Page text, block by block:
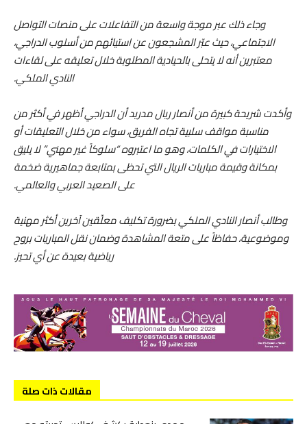
وجاء ذلك عبر موجة واسعة من التفاعلات على منصات التواصل
الاجتماعي، حيث عبّر المشجعون عن استيائهم من أسلوب الدراجي،
معتبرين أنه لا يتحلى بالحيادية المطلوبة خلال تعليقه على لقاءات
النادي الملكي.
وأكدت شريحة كبيرة من أنصار ريال مدريد أن الدراجي أظهر في أكثر من
مناسبة مواقف سلبية تجاه الفريق، سواء من خلال التعليقات أو
الاختيارات في الكلمات، وهو ما اعتبروه “سلوكاً غير مهني” لا يليق
بمكانة وقيمة مباريات الريال التي تحظى بمتابعة جماهيرية ضخمة
على الصعيد العربي والعالمي.
وطالب أنصار النادي الملكي بضرورة تكليف معلّقين آخرين أكثر مهنية
وموضوعية، حفاظاً على متعة المشاهدة وضمان نقل المباريات بروح
رياضية بعيدة عن أي تحيز.
مقالات ذات صلة